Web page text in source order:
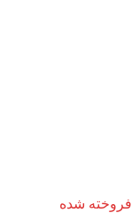
فروخته شده